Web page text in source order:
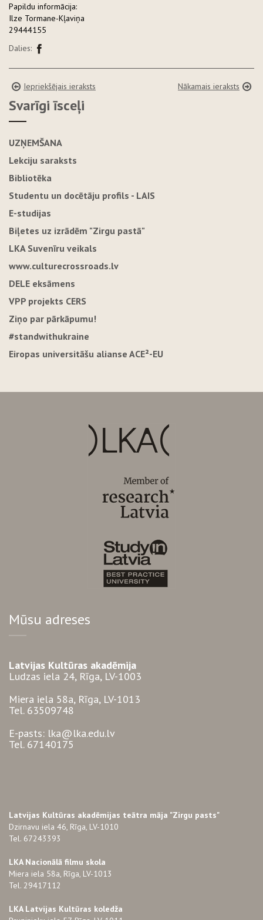
Papildu informācija:
Ilze Tormane-Kļaviņa
29444155
Dalies:
Iepriekšējais ieraksts Nākamais ieraksts
Svarīgi īsceļi
UZŅEMŠANA
Lekciju saraksts
Bibliotēka
Studentu un docētāju profils - LAIS
E-studijas
Biļetes uz izrādēm "Zirgu pastā"
LKA Suvenīru veikals
www.culturecrossroads.lv
DELE eksāmens
VPP projekts CERS
Ziņo par pārkāpumu!
#standwithukraine
Eiropas universitāšu alianse ACE²-EU
Mūsu adreses
Latvijas Kultūras akadēmija
Ludzas iela 24, Rīga, LV-1003
Miera iela 58a, Rīga, LV-1013
Tel. 63509748
E-pasts: lka@lka.edu.lv
Tel. 67140175
Latvijas Kultūras akadēmijas teātra māja "Zirgu pasts"
Dzirnavu iela 46, Rīga, LV-1010
Tel. 67243393
LKA Nacionālā filmu skola
Miera iela 58a, Rīga, LV-1013
Tel. 29417112
LKA Latvijas Kultūras koledža